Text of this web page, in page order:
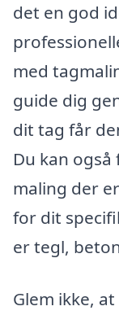
det en god
med
guide dig
dit tag får
Du kan
maling der
for dit
er tegl,
Glem ikke,